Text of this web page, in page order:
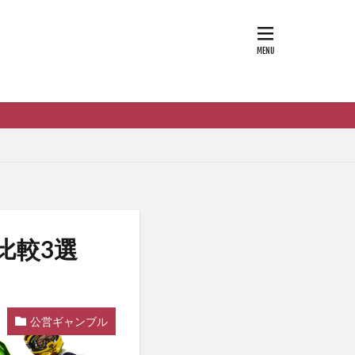
較3選
公営ギャンブル